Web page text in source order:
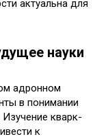
актуальна для
науки
адронном
в понимании
кварк-
к